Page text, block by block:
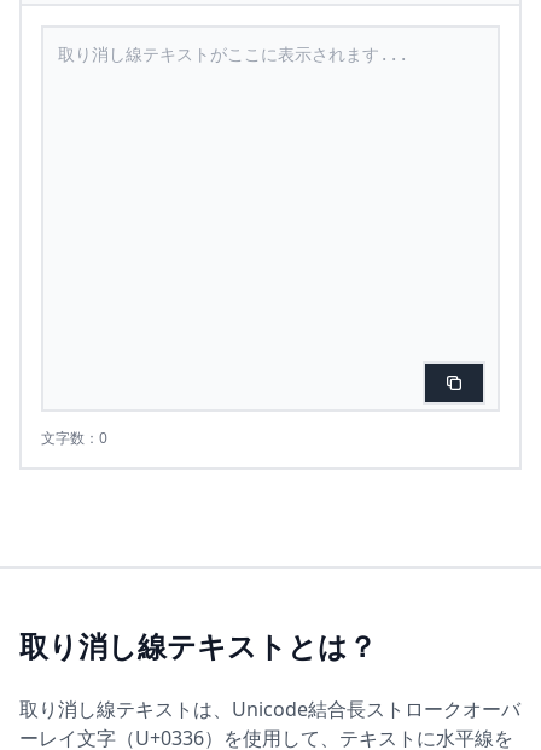
文字数：0
取り消し線テキストとは？
取り消し線テキストは、Unicode結合長ストロークオーバ
ーレイ文字（U+0336）を使用して、テキストに水平線を